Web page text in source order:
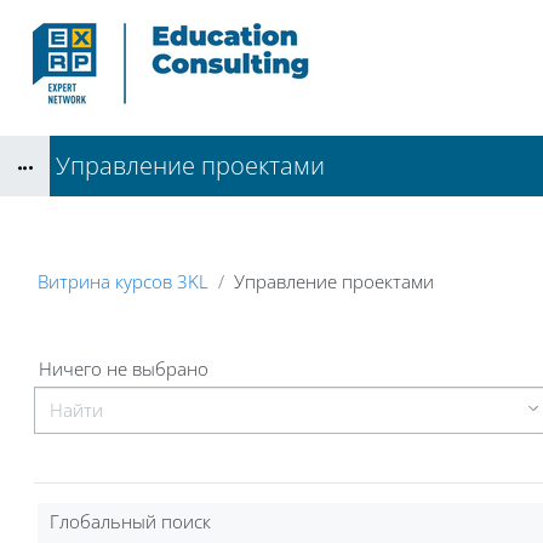
Управление проектами
Витрина курсов 3KL Управление проектами
Выбранные элементы:
Ничего не выбрано
Глобальный поиск